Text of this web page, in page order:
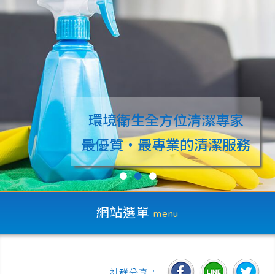
環境衛生全方位清潔專家
最優質‧最專業的清潔服務
● ● ●
網站選單 menu